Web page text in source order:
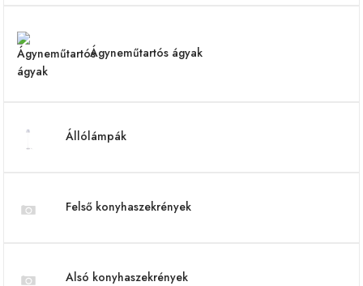
Ágyneműtartós ágyak
Állólámpák
Felső konyhaszekrények
Alsó konyhaszekrények